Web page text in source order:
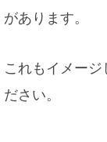
があります。
これもイメージ
ださい。